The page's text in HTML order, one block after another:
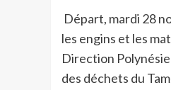
Départ, mardi 28
les engins et les
Direction
des déchets du